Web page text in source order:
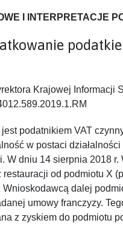
I INTERPRETACJE
Krajowej Informacji
podatnikiem VAT
w postaci
W dniu 14 sierpnia 2018 r.
od podmiotu X
dalej
umowy franczyzy.
z zyskiem do podmiotu